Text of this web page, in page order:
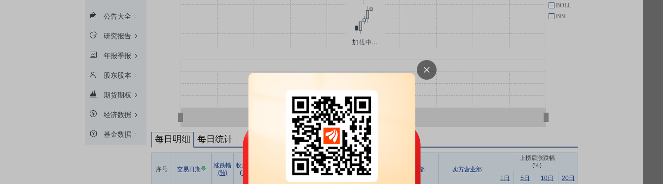
公告大全
研究报告
年报季报
股东股本
期货期权
经济数据
基金数据
BOLL
BBI
每日明细 每日统计
序号 交易日期
涨跌幅
(%)
收盘价
(元)
折溢率
成交量
(万股)
成交额
(万元)
成交额/
流通市值
买方营业部 卖方营业部
上榜后涨跌幅
(%)
1日
5日 10日 20日